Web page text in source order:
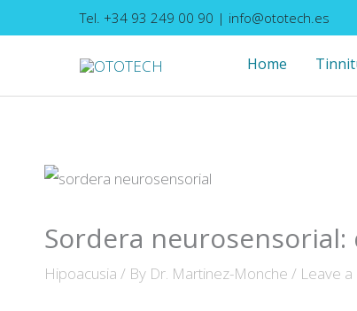
to
Tel. +34 93 249 00 90 | info@ototech.es
Home
Sordera
Hipoacusia / By Dr. Martinez-Monche / Leave